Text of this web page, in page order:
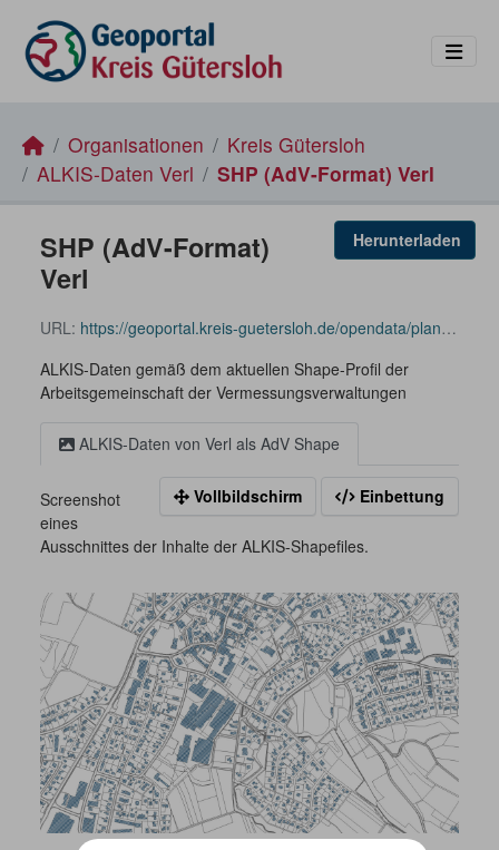
Organisationen
Kreis Gütersloh
ALKIS-Daten Verl
SHP (AdV-Format) Verl
Herunterladen
SHP (AdV-Format)
Verl
URL: https://geoportal.kreis-guetersloh.de/opendata/planen_bauen_kataster/ALKIS_Verl_EPSG25832_SHAPE.zip
ALKIS-Daten gemäß dem aktuellen Shape-Profil der
Arbeitsgemeinschaft der Vermessungsverwaltungen
ALKIS-Daten von Verl als AdV Shape
Vollbildschirm Einbettung
Screenshot
eines
Ausschnittes der Inhalte der ALKIS-Shapefiles.